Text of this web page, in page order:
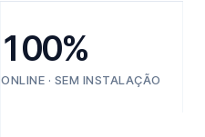
100%
ONLINE · SEM INSTALAÇÃO